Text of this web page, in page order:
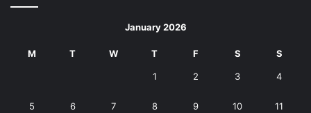
January 2026
M T W T F S S
1 2 3 4
5 6 7 8 9 10 11